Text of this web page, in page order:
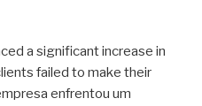
a significant increase in
failed to make their
enfrentou um